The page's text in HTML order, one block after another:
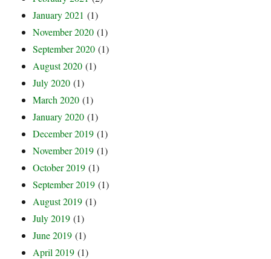
January 2021 (1)
November 2020 (1)
September 2020 (1)
August 2020 (1)
July 2020 (1)
March 2020 (1)
January 2020 (1)
December 2019 (1)
November 2019 (1)
October 2019 (1)
September 2019 (1)
August 2019 (1)
July 2019 (1)
June 2019 (1)
April 2019 (1)